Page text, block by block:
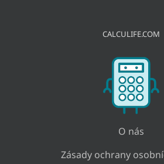
CALCULIFE.COM
O nás
Zásady ochrany